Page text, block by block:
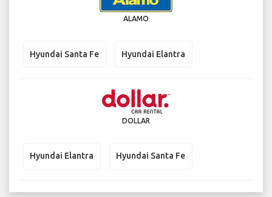
ALAMO
Hyundai Santa Fe Hyundai Elantra
DOLLAR
Hyundai Elantra Hyundai Santa Fe